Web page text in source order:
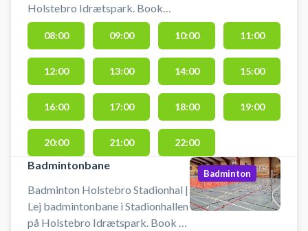
Holstebro Idrætspark. Book
Stadionhallen og spil indendørs
fodbold i Holstebro. Booking af
hallen kan bruges til blandt andet
håndbold, basketball, volleyball
kurve til rådighed. Der er mulighed
for omklædning og bad.
08:00 09:00 10:00 11:00
12:00 13:00 14:00 15:00
16:00 17:00 18:00 19:00
20:00 21:00 22:00
Badmintonbane
Badminton Holstebro Stadionhal |
Lej badmintonbane i Stadionhallen
på Holstebro Idrætspark. Book en
Badminton